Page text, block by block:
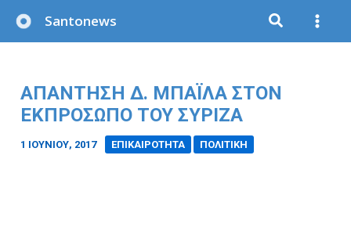
στο
Santonews
ΑΠΑΝΤΗΣΗ Δ. ΜΠΑΪΛΑ ΣΤΟΝ
ΕΚΠΡΟΣΩΠΟ ΤΟΥ ΣΥΡΙΖΑ
1 ΙΟΥΝΊΟΥ, 2017 ΕΠΙΚΑΙΡΟΤΗΤΑ ΠΟΛΙΤΙΚΗ